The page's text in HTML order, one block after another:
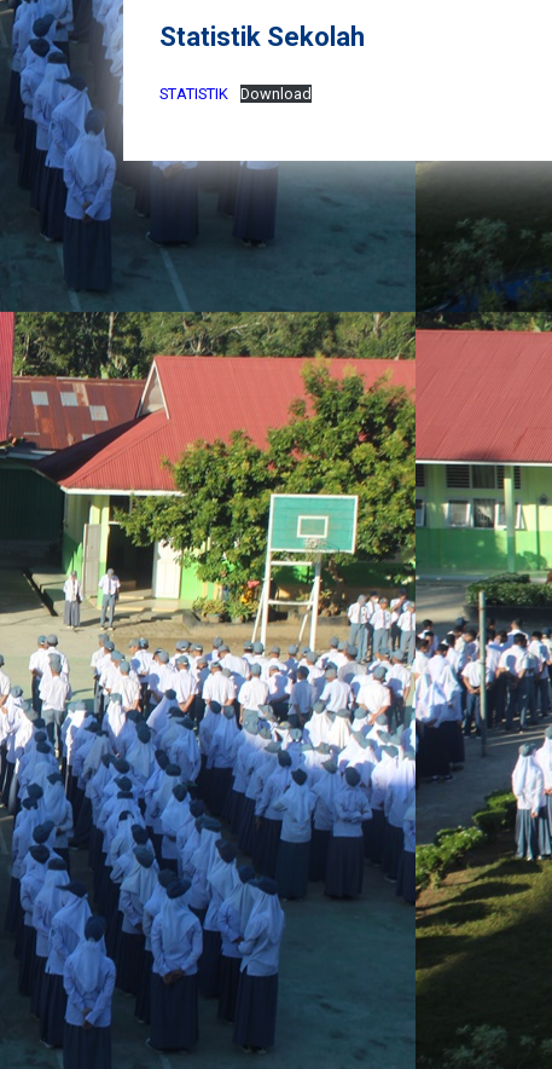
Statistik Sekolah
STATISTIK Download